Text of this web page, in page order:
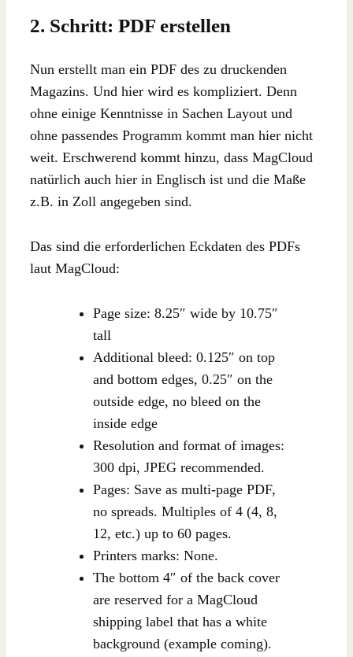
2. Schritt: PDF erstellen
Nun erstellt man ein PDF des zu druckenden
Magazins. Und hier wird es kompliziert. Denn
ohne einige Kenntnisse in Sachen Layout und
ohne passendes Programm kommt man hier nicht
weit. Erschwerend kommt hinzu, dass MagCloud
natürlich auch hier in Englisch ist und die Maße
z.B. in Zoll angegeben sind.
Das sind die erforderlichen Eckdaten des PDFs
laut MagCloud:
Page size: 8.25″ wide by 10.75″
tall
Additional bleed: 0.125″ on top
and bottom edges, 0.25″ on the
outside edge, no bleed on the
inside edge
Resolution and format of images:
300 dpi, JPEG recommended.
Pages: Save as multi-page PDF,
no spreads. Multiples of 4 (4, 8,
12, etc.) up to 60 pages.
Printers marks: None.
The bottom 4″ of the back cover
are reserved for a MagCloud
shipping label that has a white
background (example coming).